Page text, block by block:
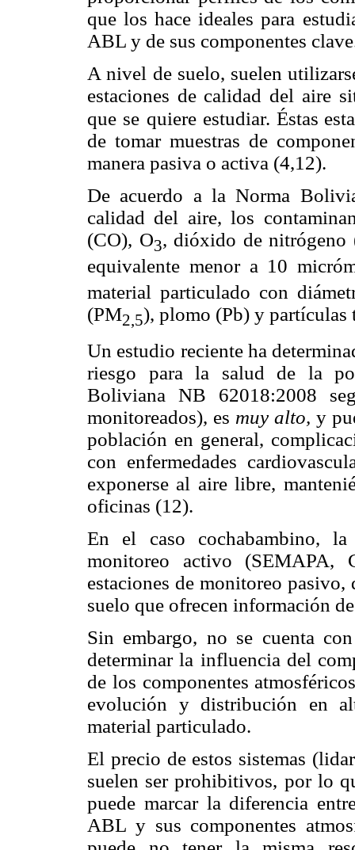
que los hace ideales para
ABL y de sus componentes
A nivel de suelo, suelen
estaciones de calidad del aire
que se quiere estudiar. Éstas
de tomar muestras de
manera pasiva o activa (4,12).
De acuerdo a la Norma
calidad del aire, los
(CO), O3, dióxido de nitrógeno
equivalente menor a 10
material particulado con
(PM2,5), plomo (Pb) y partículas
Un estudio reciente ha
riesgo para la salud de la
Boliviana NB 62018:2008
monitoreados), es muy alto, y
población en general,
con enfermedades
exponerse al aire libre,
oficinas (12).
En el caso cochabambino,
monitoreo activo (SEMAPA,
estaciones de monitoreo
suelo que ofrecen información
Sin embargo, no se cuenta
determinar la influencia del
de los componentes
evolución y distribución en
material particulado.
El precio de estos sistemas
suelen ser prohibitivos, por lo
puede marcar la diferencia
ABL y sus componentes